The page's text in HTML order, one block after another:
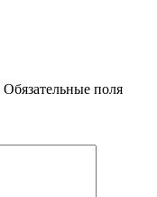
Обязательные поля